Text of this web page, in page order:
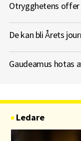
Otrygghetens offer
De kan bli Årets
Gaudeamus hotas
Ledare